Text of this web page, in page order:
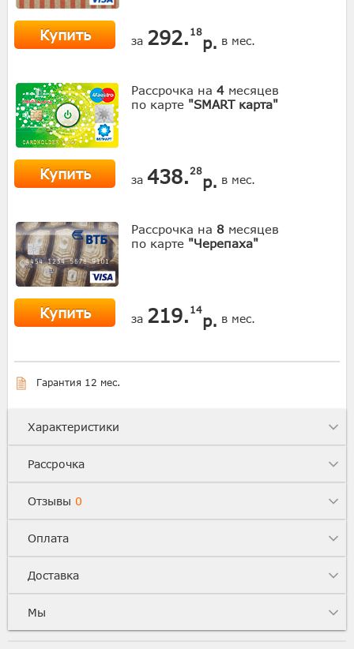
Купить за 292. 18
р. в мес.
Рассрочка на 4 месяцев
по карте "SMART карта"
Купить за 438. 28
р. в мес.
Рассрочка на 8 месяцев
по карте "Черепаха"
Купить за 219. 14
р. в мес.
Гарантия 12 мес.
Характеристики
Рассрочка
Отзывы 0
Оплата
Доставка
Мы